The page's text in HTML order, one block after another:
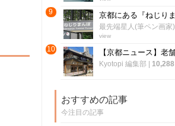
9
最先端星人(筆ペン画家)
view
10
Kyotopi 編集部 10,288
おすすめの記事
今注目の記事